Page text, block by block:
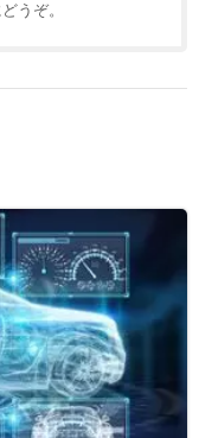
うぞ。